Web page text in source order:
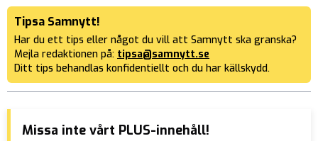
Tipsa Samnytt!
Har du ett tips eller något du vill att Samnytt ska granska?
Mejla redaktionen på: tipsa@samnytt.se
Ditt tips behandlas konfidentiellt och du har källskydd.
Missa inte vårt PLUS-innehåll!